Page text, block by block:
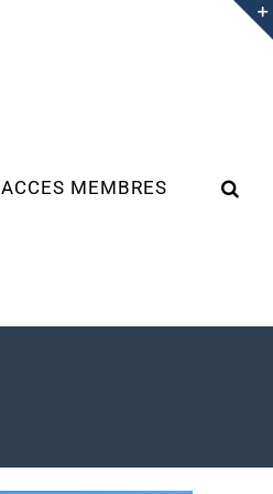
ACCES MEMBRES